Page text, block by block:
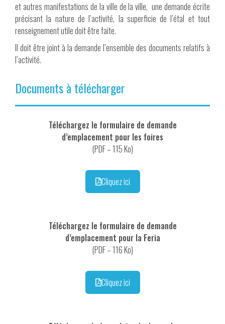
et autres manifestations de la ville de la ville, une demande écrite
précisant la nature de l’activité, la superficie de l’étal et tout
renseignement utile doit être faite.
Il doit être joint à la demande l’ensemble des documents relatifs à
l’activité.
Documents à télécharger
Téléchargez le formulaire de demande
d’emplacement pour les foires
(PDF – 115 Ko)
Cliquez ici
Téléchargez le formulaire de demande
d’emplacement pour la Feria
(PDF – 116 Ko)
Cliquez ici